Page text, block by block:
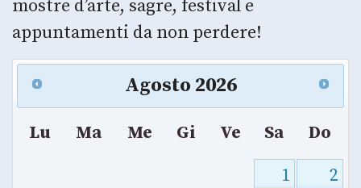
mostre d’arte, sagre, festival e
appuntamenti da non perdere!
Agosto 2026
Lu Ma Me Gi Ve Sa
Do
1
2